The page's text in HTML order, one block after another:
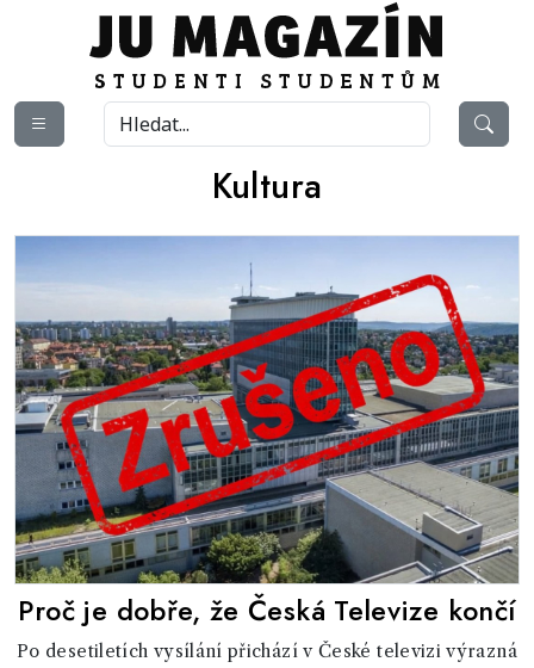
Kultura
Proč je dobře, že Česká Televize končí
Po desetiletích vysílání přichází v České televizi výrazná